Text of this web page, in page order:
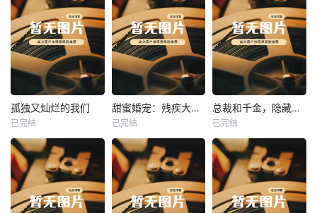
热播
未知
孤独又灿烂的我们
已完结
热播
未知
甜蜜婚宠：残疾大佬夜夜撩
已完结
热播
未知
总裁和千金，隐藏身份闪婚了
已完结